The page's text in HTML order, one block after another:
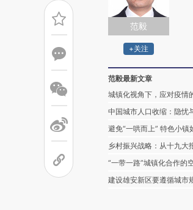
范毅
+关注
范毅最新文章
城镇化视角下，应对疫情
中国城市人口收缩：隐忧
避免“一哄而上” 特色小镇
乡村振兴战略：从十九大
“一带一路”城镇化合作的
建设雄安新区要遵循城市